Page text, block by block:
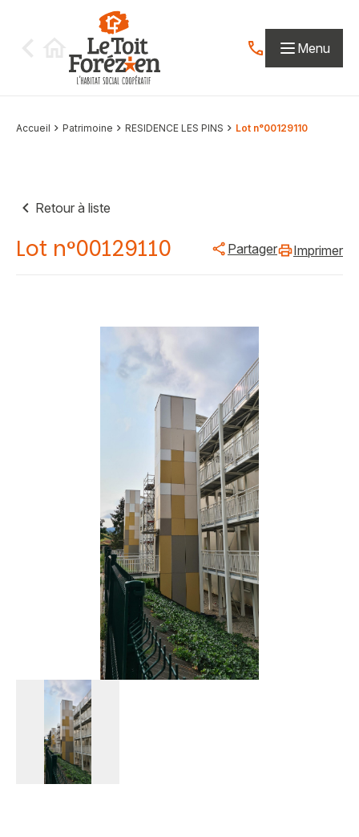
Contactez-nous
Menu
Accueil Patrimoine RESIDENCE LES PINS Lot n°00129110
Retour à liste
Lot n°00129110 Partager Imprimer